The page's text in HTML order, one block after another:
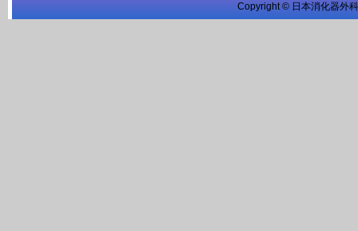
Copyright © 日本消化器外